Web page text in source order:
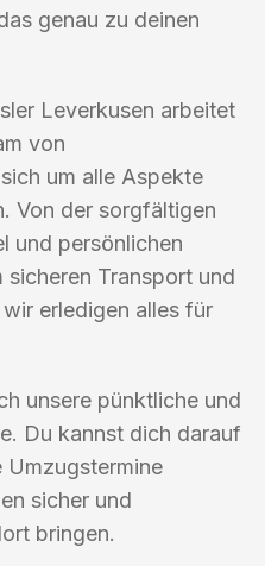
genau zu deinen
Leverkusen arbeitet
von
um alle Aspekte
Von der sorgfältigen
und persönlichen
sicheren Transport und
erledigen alles für
unsere pünktliche und
Du kannst dich darauf
Umzugstermine
sicher und
bringen.